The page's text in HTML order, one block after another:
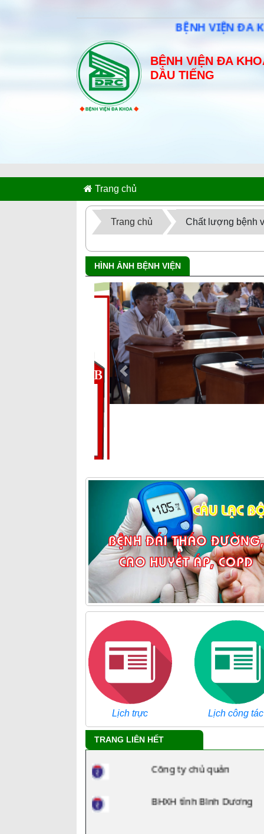
BỆNH VIỆN ĐA
BỆNH VIỆN ĐA
DẦU TIẾNG
Trang chủ
Trang chủ Chất lượng bệnh
HÌNH ẢNH BỆNH VIỆN
Previous
Lịch trực Lịch công tác
TRANG LIÊN HẾT
Tra cứu danh mục ICD
Công ty chủ quản
BHXH tỉnh Bình Dương